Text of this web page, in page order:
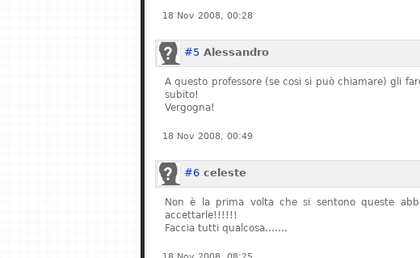
18 Nov 2008, 00:28
#5 Alessandro
A questo professore (se cosi si può chiamare) gli
subito!
Vergogna!
18 Nov 2008, 00:49
#6 celeste
Non è la prima volta che si sentono queste
accettarle!!!!!!
Faccia tutti qualcosa…….